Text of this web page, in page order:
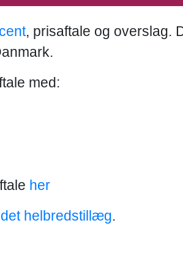
, prisaftale og overslag.
med:
her
helbredstillæg.